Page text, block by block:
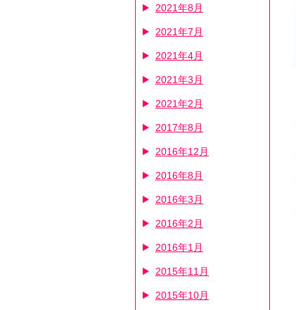
2021年8月
2021年7月
2021年4月
2021年3月
2021年2月
2017年8月
2016年12月
2016年8月
2016年3月
2016年2月
2016年1月
2015年11月
2015年10月